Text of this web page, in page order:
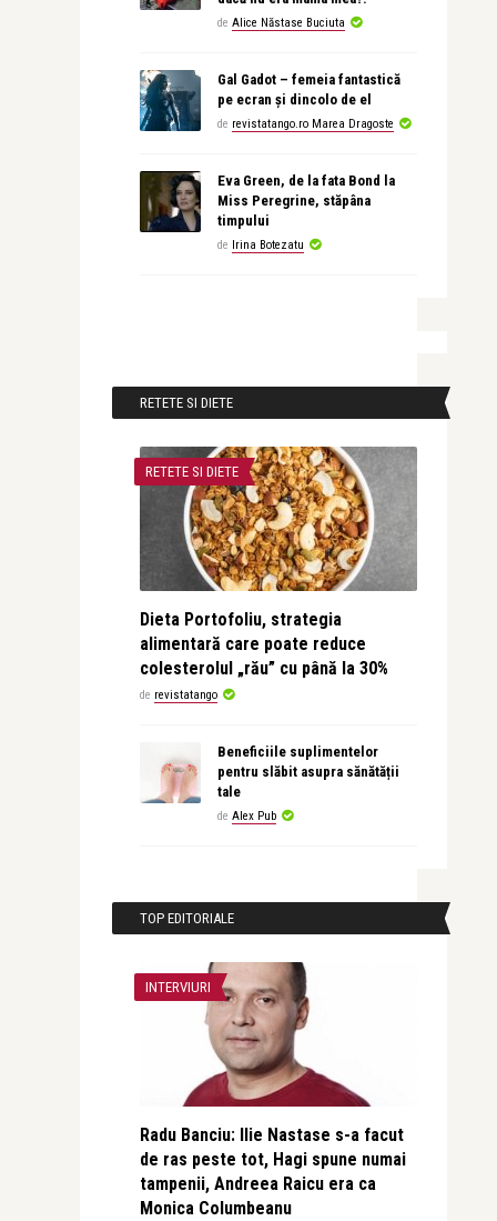
de Alice Năstase Buciuta
Gal Gadot – femeia fantastică
pe ecran și dincolo de el
de revistatango.ro Marea Dragoste
Eva Green, de la fata Bond la
Miss Peregrine, stăpâna
timpului
de Irina Botezatu
RETETE SI DIETE
RETETE SI DIETE
Dieta Portofoliu, strategia
alimentară care poate reduce
colesterolul „rău” cu până la 30%
de revistatango
Beneficiile suplimentelor
pentru slăbit asupra sănătății
tale
de Alex Pub
TOP EDITORIALE
INTERVIURI
Radu Banciu: Ilie Nastase s-a facut
de ras peste tot, Hagi spune numai
tampenii, Andreea Raicu era ca
Monica Columbeanu